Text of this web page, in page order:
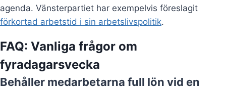
agenda. Vänsterpartiet har exempelvis föreslagit
förkortad arbetstid i sin arbetslivspolitik.
FAQ: Vanliga frågor om
fyradagarsvecka
Behåller medarbetarna full lön vid en